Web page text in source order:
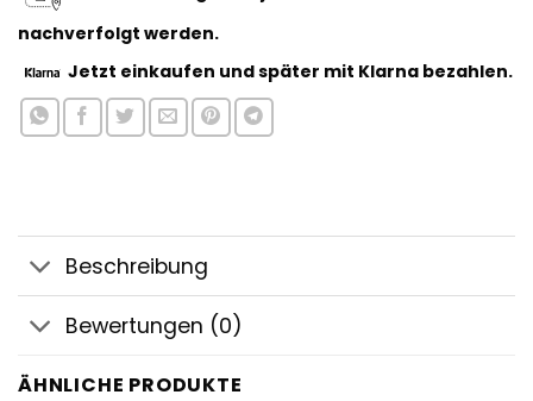
nachverfolgt werden.
Jetzt einkaufen und später mit Klarna bezahlen.
Beschreibung
Bewertungen (0)
ÄHNLICHE PRODUKTE